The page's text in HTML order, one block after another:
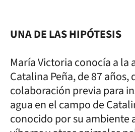
UNA DE LAS HIPÓTESIS
María Victoria conocía a la
Catalina Peña, de 87 años,
colaboración previa para
agua en el campo de
conocido por su ambiente